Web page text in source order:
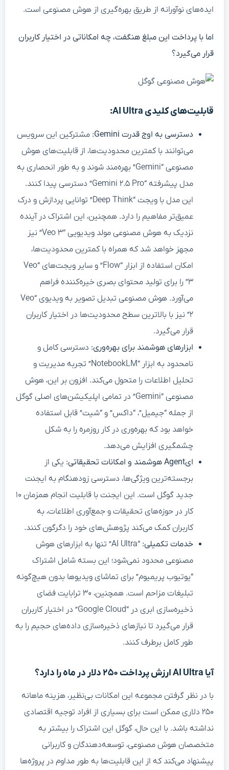
ایده‌های نوآورانه از طریق بهره‌گیری از هوش مصنوعی است.
اما با پرداخت این مبلغ هنگفت، چه امکاناتی در اختیار کاربران
قرار می‌گیرد؟
قابلیت‌های کلیدی AI Ultra:
دسترسی به اوج قدرت Gemini:
مشترکین این سرویس
می‌توانند با کمترین محدودیت‌ها، از قابلیت‌های هوش
مصنوعی “Gemini” بهره‌مند شوند و به طور انحصاری به
مدل پیشرفته “Gemini ۲.۵ Pro” دسترسی پیدا کنند.
این مدل با ویجت “Deep Think” توانایی پردازش و درک
عمیق‌تر مفاهیم را دارد. همچنین، این اشتراک در آینده
نزدیک به هوش مصنوعی مولد ویدیویی “Veo ۳” نیز
مجهز خواهد شد که همراه با کمترین محدودیت‌ها،
امکان استفاده از ابزار “Flow” و سایر ویجت‌های “Veo
۳” را برای تولید محتوای بصری خیره‌کننده فراهم
می‌آورد. هوش مصنوعی تبدیل تصویر به ویدیوی “Veo
۲” نیز با بالاترین سطح محدودیت‌ها در اختیار کاربران
قرار می‌گیرد.
ابزارهای هوشمند برای بهره‌وری: دسترسی کامل و
نامحدود به ابزار “NotebookLM” تجربه مدیریت و
تحلیل اطلاعات را متحول می‌کند. افزون بر این، هوش
مصنوعی “Gemini” در تمامی اپلیکیشن‌های اصلی گوگل
از جمله “جیمیل”، “داکس” و “شیت” قابل استفاده
خواهد بود که بهره‌وری در کار روزمره را به شکل
چشمگیری افزایش می‌دهد.
ایAgent هوشمند و امکانات تحقیقاتی:
یکی از
برجسته‌ترین ویژگی‌ها، دسترسی زودهنگام به ایجنت
جدید گوگل است. این ایجنت با قابلیت انجام همزمان ۱۰
کار در حوزه‌های تحقیقات و جمع‌آوری اطلاعات، به
کاربران کمک می‌کند پژوهش‌های خود را دگرگون کنند.
خدمات تکمیلی:
“AI Ultra” تنها به ابزارهای هوش
مصنوعی محدود نمی‌شود؛ این بسته شامل اشتراک
“یوتیوب پریمیوم” برای تماشای ویدیوها بدون هیچ‌گونه
تبلیغات مزاحم است. همچنین، ۳۰ ترابایت فضای
ذخیره‌سازی ابری در “Google Cloud” در اختیار کاربران
قرار می‌گیرد تا نیازهای ذخیره‌سازی داده‌های حجیم را به
طور کامل برطرف کنند.
آیا AI Ultra ارزش پرداخت ۲۵۰ دلار در ماه را دارد؟
با در نظر گرفتن مجموعه این امکانات بی‌نظیر، هزینه ماهانه
۲۵۰ دلاری ممکن است برای بسیاری از افراد توجیه اقتصادی
نداشته باشد. با این حال، گوگل این اشتراک را بیشتر به
متخصصان هوش مصنوعی، توسعه‌دهندگان و کاربرانی
پیشنهاد می‌کند که از این قابلیت‌ها به طور مداوم در پروژه‌ها